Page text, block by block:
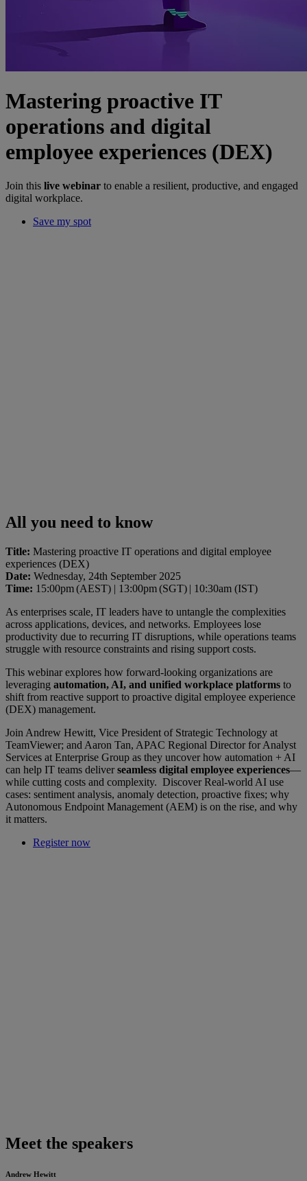
Mastering proactive IT
operations and digital
employee experiences (DEX)
Join this live webinar to enable a resilient, productive, and engaged
digital workplace.
Save my spot
All you need to know
Title: Mastering proactive IT operations and digital employee
experiences (DEX)
Date: Wednesday, 24th September 2025
Time: 15:00pm (AEST) | 13:00pm (SGT) | 10:30am (IST)
As enterprises scale, IT leaders have to untangle the complexities
across applications, devices, and networks. Employees lose
productivity due to recurring IT disruptions, while operations teams
struggle with resource constraints and rising support costs.
This webinar explores how forward-looking organizations are
leveraging automation, AI, and unified workplace platforms to
shift from reactive support to proactive digital employee experience
(DEX) management.
Join Andrew Hewitt, Vice President of Strategic Technology at
TeamViewer; and Aaron Tan, APAC Regional Director for Analyst
Services at Enterprise Group as they uncover how automation + AI
can help IT teams deliverseamless digital employee experiences—
while cutting costs and complexity. Discover Real-world AI use
cases: sentiment analysis, anomaly detection, proactive fixes; why
Autonomous Endpoint Management (AEM) is on the rise, and why
it matters.
Register now
Meet the speakers
Andrew Hewitt